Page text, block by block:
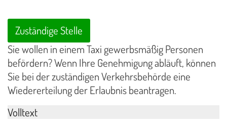
Zuständige Stelle
Sie wollen in einem Taxi gewerbsmäßig Personen
befördern? Wenn Ihre Genehmigung abläuft, können
Sie bei der zuständigen Verkehrsbehörde eine
Wiedererteilung der Erlaubnis beantragen.
Volltext